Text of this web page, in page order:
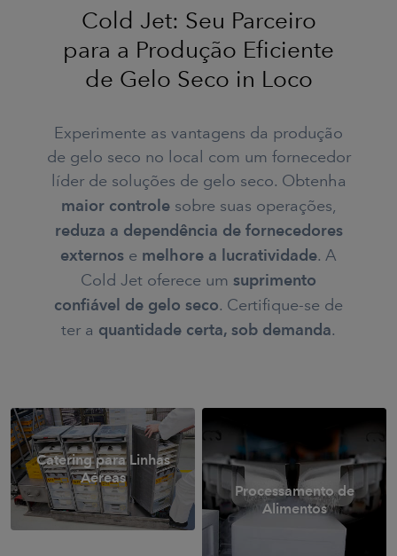
Cold Jet: Seu Parceiro
para a Produção Eficiente
de Gelo Seco in Loco
Experimente as vantagens da produção
de gelo seco no local com um fornecedor
líder de soluções de gelo seco. Obtenha
maior controlesobre suas operações,
reduza a dependência de fornecedores
externos e melhore a lucratividade. A
Cold Jet oferece um suprimento
confiável de gelo seco. Certifique-se de
ter a quantidade certa, sob demanda.
Catering para Linhas
Aéreas
Processamento de
Alimentos